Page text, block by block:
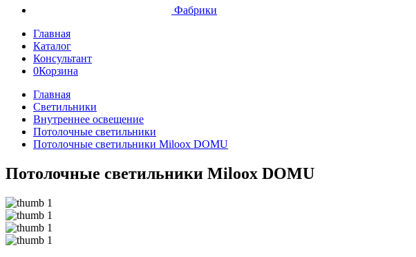
Фабрики
Главная
Каталог
Консультант
0Корзина
Главная
Светильники
Внутреннее освещение
Потолочные светильники
Потолочные светильники Miloox DOMU
Потолочные светильники Miloox DOMU